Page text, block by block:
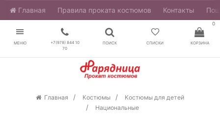
Главная ​Правила проката костюмов Контакты
МЕНЮ
+7(978) 844 10
70
ПОИСК СПИСКИ
0
КОРЗИНА
Главная Костюмы
Костюмы для детей
Национальные